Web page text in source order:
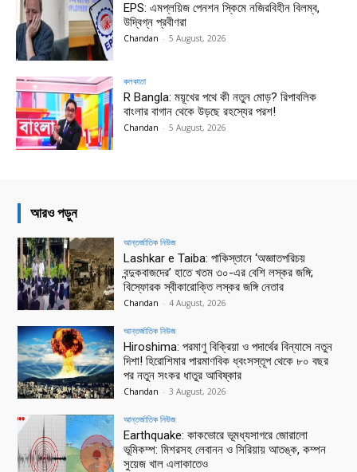
EPS: এমপ্লয়িজ পেনশন স্কিমে নজিরবিহীন বিলম্ব,
উদ্বিগ্ন প্রবীণরা
Chandan - 5 August, 2026
কলকাতা
R Bangla: ময়ূখের পথে কী নতুন মোড়? রিপাবলিক
বাংলার বাগান থেকে উড়ছে রহস্যের পরশ!
Chandan - 5 August, 2026
আরও পড়ুন
আন্তর্জাতিক নিউজ
Lashkar e Taiba: পাকিস্তানে ‘অজ্ঞাতপরিচয়
বন্দুকবাজদের’ হাতে খতম ৩০-এর বেশি লস্কর জঙ্গি;
বিস্ফোরক স্বীকারোক্তি লস্কর জঙ্গি নেতার
Chandan - 4 August, 2026
আন্তর্জাতিক নিউজ
Hiroshima: পরমাণু বিক্রিয়া ও পদার্থের বিন্যাসে নতুন
দিশা! হিরোশিমার পারমাণবিক ধ্বংসস্তূপ থেকে ৮০ বছর
পর নতুন সংকর ধাতুর আবিষ্কার
Chandan - 3 August, 2026
আন্তর্জাতিক নিউজ
Earthquake: কাকভোরে ভূমধ্যসাগরে জোরালো
ভূমিকম্প: মিশরসহ লেবানন ও সিরিয়ায় আতঙ্ক, কম্পন
সুয়েজ খাল এলাকাতেও